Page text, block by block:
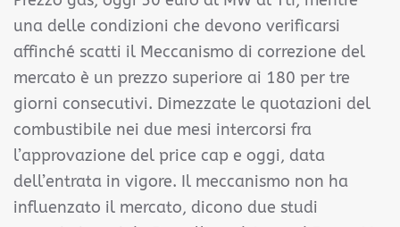
una delle condizioni che devono verificarsi
affinché scatti il Meccanismo di correzione del
mercato è un prezzo superiore ai 180 per tre
giorni consecutivi. Dimezzate le quotazioni del
combustibile nei due mesi intercorsi fra
l’approvazione del price cap e oggi, data
dell’entrata in vigore. Il meccanismo non ha
influenzato il mercato, dicono due studi